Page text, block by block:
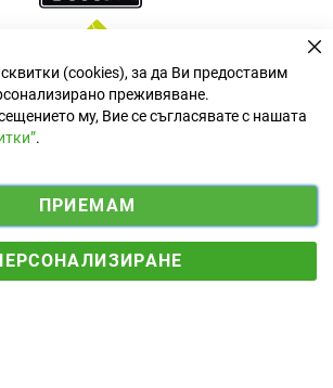
права запазени. | Обменен курс:
f
a
i
n
s
y
o
u
магазин
(cookies), за да Ви предоставим
преживяване.
му, Вие се съгласявате с нашата
.
ПРИЕМАМ